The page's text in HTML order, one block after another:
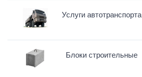
Услуги автотранспорта
Блоки строительные